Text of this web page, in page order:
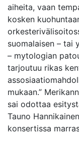
aiheita, vaan
kosken
suomalaisen – tai
– mytologian
tarjoutuu rikas
mukaan.”
sai odottaa
Tauno
konsertissa